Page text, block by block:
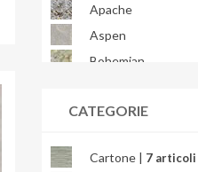
Apache
Aspen
Bohemian
Brera
Bright Precious
CATEGORIE
Cartone | 7 articoli